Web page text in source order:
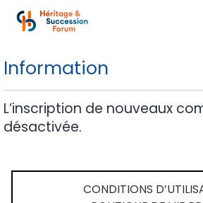
Information
L’inscription de nouveaux
désactivée.
CONDITIONS